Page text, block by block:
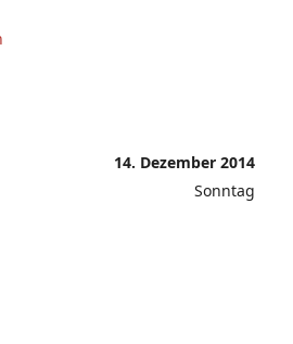
14. Dezember 2014
Sonntag